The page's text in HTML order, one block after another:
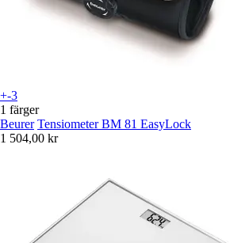
+-3
1 färger
Beurer Tensiometer BM 81 EasyLock
1 504,00 kr